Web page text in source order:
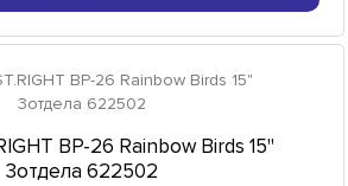
BP-26 Rainbow Birds 15"
3отдела 622502